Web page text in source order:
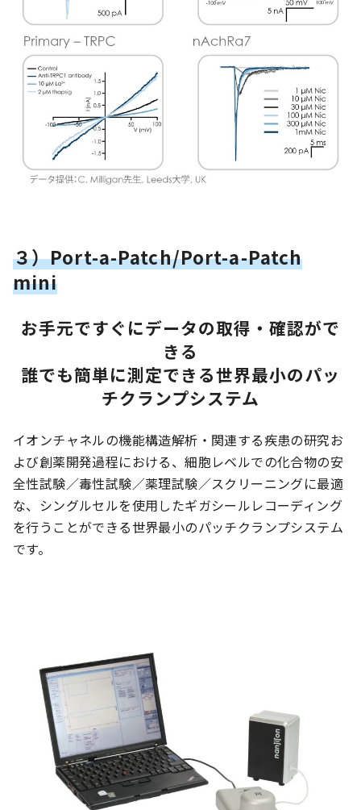
３）Port-a-Patch/Port-a-Patch
mini
お手元ですぐにデータの取得・確認がで
きる
誰でも簡単に測定できる世界最小のパッ
チクランプシステム
イオンチャネルの機能構造解析・関連する疾患の研究お
よび創薬開発過程における、細胞レベルでの化合物の安
全性試験／毒性試験／薬理試験／スクリーニングに最適
な、シングルセルを使用したギガシールレコーディング
を行うことができる世界最小のパッチクランプシステム
です。